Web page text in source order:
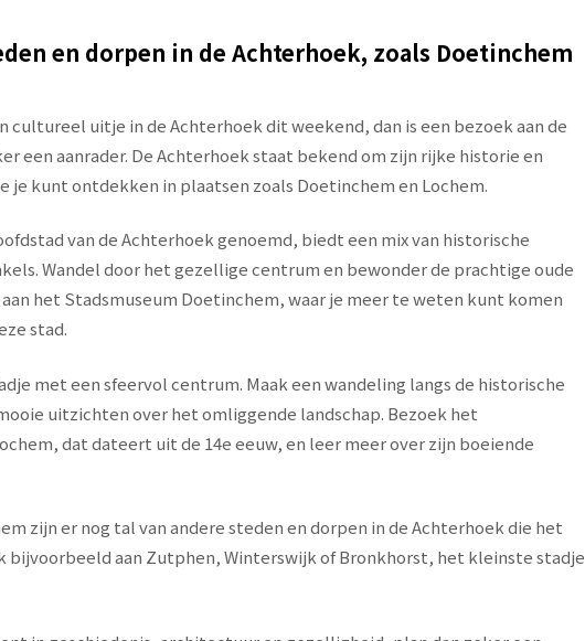
en dorpen in de Achterhoek, zoals Doetinchem
cultureel uitje in de Achterhoek dit weekend, dan is een bezoek aan de
een aanrader. De Achterhoek staat bekend om zijn rijke historie en
je kunt ontdekken in plaatsen zoals Doetinchem en Lochem.
van de Achterhoek genoemd, biedt een mix van historische
Wandel door het gezellige centrum en bewonder de prachtige oude
het Stadsmuseum Doetinchem, waar je meer te weten kunt komen
stad.
met een sfeervol centrum. Maak een wandeling langs de historische
uitzichten over het omliggende landschap. Bezoek het
dat dateert uit de 14e eeuw, en leer meer over zijn boeiende
zijn er nog tal van andere steden en dorpen in de Achterhoek die het
bijvoorbeeld aan Zutphen, Winterswijk of Bronkhorst, het kleinste stadje